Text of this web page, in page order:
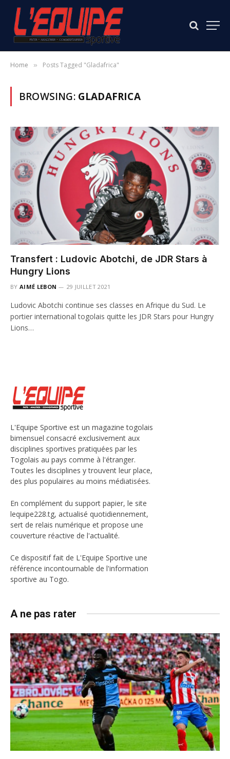
Home » Posts Tagged "Gladafrica"
BROWSING: GLADAFRICA
Transfert : Ludovic Abotchi, de JDR Stars à
Hungry Lions
BY AIMÉ LEBON 29 JUILLET 2021
Ludovic Abotchi continue ses classes en Afrique du Sud. Le
portier international togolais quitte les JDR Stars pour Hungry
Lions…
L'Equipe Sportive est un magazine togolais
bimensuel consacré exclusivement aux
disciplines sportives pratiquées par les
Togolais au pays comme à l'étranger.
Toutes les disciplines y trouvent leur place,
des plus populaires au moins médiatisées.
En complément du support papier, le site
lequipe228.tg, actualisé quotidiennement,
sert de relais numérique et propose une
couverture réactive de l'actualité.
Ce dispositif fait de L'Equipe Sportive une
référence incontournable de l'information
sportive au Togo.
A ne pas rater